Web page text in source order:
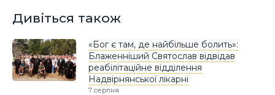
Дивіться також
«Бог є там, де найбільше болить»:
Блаженніший Святослав відвідав
реабілітаційне відділення
Надвірнянської лікарні
7 серпня